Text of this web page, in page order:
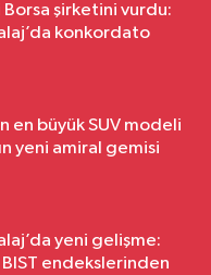
şirketini vurdu:
konkordato
en büyük SUV modeli
yeni amiral gemisi
yeni gelişme:
BIST endekslerinden